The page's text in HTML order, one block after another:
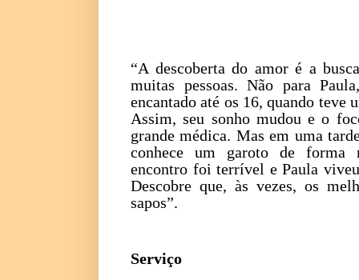
“A descoberta do amor é a
muitas pessoas. Não para
encantado até os 16, quando teve
Assim, seu sonho mudou e o
grande médica. Mas em uma
conhece um garoto de forma
encontro foi terrível e Paula
Descobre que, às vezes, os
sapos”.
Serviço